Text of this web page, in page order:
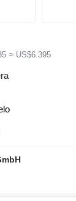
≈ US$6.395